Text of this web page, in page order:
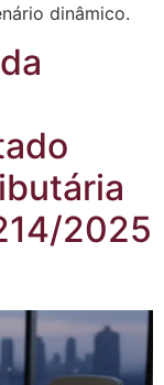
dinâmico.
2025